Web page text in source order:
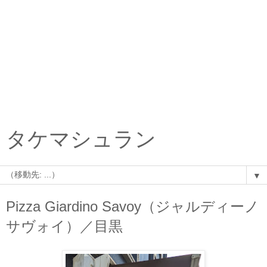
タケマシュラン
▼
Pizza Giardino Savoy（ジャルディーノ
サヴォイ）／目黒